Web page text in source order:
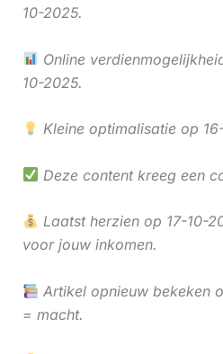
10-2025.
Online
10-2025.
Kleine optimalisatie op
Deze content kreeg een
Laatst herzien op 17-10-
voor jouw inkomen.
Artikel opnieuw bekeken
= macht.